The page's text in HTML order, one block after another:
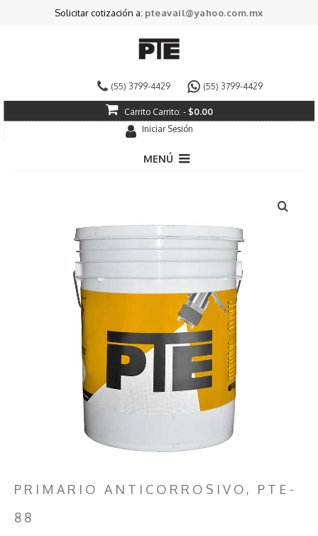
Solicitar cotización a: pteavail@yahoo.com.mx
(55) 3799-4429 (55) 3799-4429
Carrito Carrito: - $0.00
Iniciar Sesión
MENÚ
Especializados
Impermeabilizantes
PRIMARIO ANTICORROSIVO, PTE-
88